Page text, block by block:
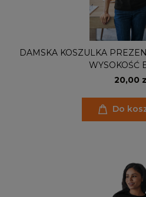
DAMSKA KOSZULKA
WYSOKOŚĆ
20,00
Do